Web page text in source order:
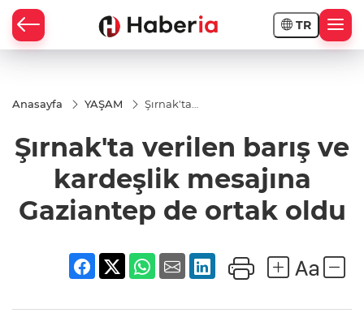
TR
Anasayfa YAŞAM
Şırnak'ta
kardeşlik
mesajına
Gaziantep
de ortak
Şırnak'ta verilen barış ve
kardeşlik mesajına
Gaziantep de ortak oldu